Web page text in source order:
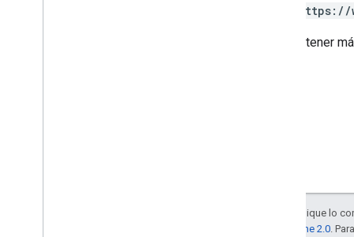
https://
Para obtener
Salvo que se indique lo
licencia Apache 2.0 .